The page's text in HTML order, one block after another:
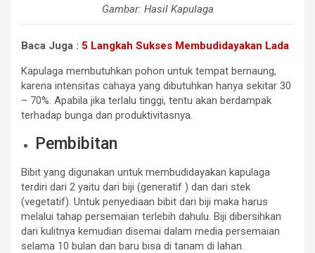
Gambar: Hasil Kapulaga
Baca Juga : 5 Langkah Sukses Membudidayakan Lada
Kapulaga membutuhkan pohon untuk tempat bernaung,
karena intensitas cahaya yang dibutuhkan hanya sekitar 30
– 70%. Apabila jika terlalu tinggi, tentu akan berdampak
terhadap bunga dan produktivitasnya.
Pembibitan
Bibit yang digunakan untuk membudidayakan kapulaga
terdiri dari 2 yaitu dari biji (generatif ) dan dari stek
(vegetatif). Untuk penyediaan bibit dari biji maka harus
melalui tahap persemaian terlebih dahulu. Biji dibersihkan
dari kulitnya kemudian disemai dalam media persemaian
selama 10 bulan dan baru bisa di tanam di lahan.